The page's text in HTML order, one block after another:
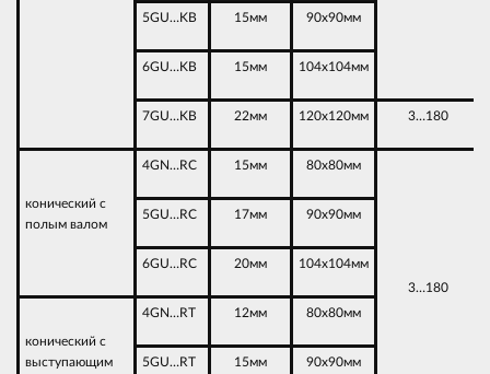
5GU…KB 15мм 90х90мм
6GU…KB 15мм 104х104мм
7GU…KB 22мм 120х120мм 3…180
конический с
полым валом
4GN…RC 15мм 80х80мм
3…180
5GU…RC 17мм 90х90мм
6GU…RC 20мм 104х104мм
конический с
выступающим
4GN…RT 12мм 80х80мм
5GU…RT 15мм 90х90мм